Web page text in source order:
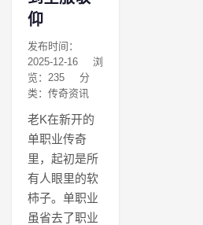
仰
发布时间：
2025-12-16
浏
览：235
分
类：传奇资讯
老K在新开的
单职业传奇
里，起初是所
有人眼里的软
柿子。单职业
虽省去了职业